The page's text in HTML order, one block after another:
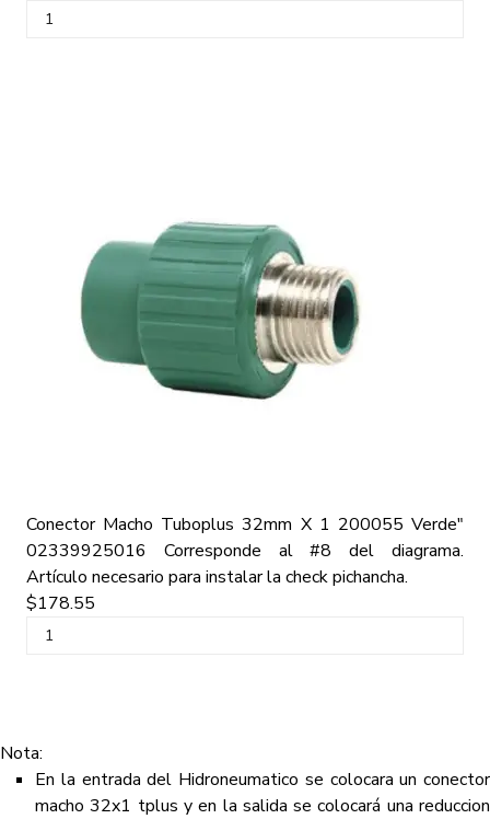
Conector Macho Tuboplus 32mm X 1 200055 Verde"
02339925016
Corresponde al #8 del diagrama.
Artículo necesario para instalar la check pichancha.
$178.55
Nota:
En la entrada del Hidroneumatico se colocara un conector
macho 32x1 tplus y en la salida se colocará una reduccion